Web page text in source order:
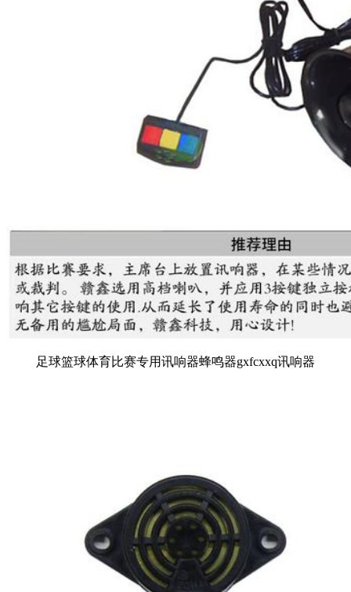
足球篮球体育比赛专用讯响器蜂鸣器gxfcxxq讯响器